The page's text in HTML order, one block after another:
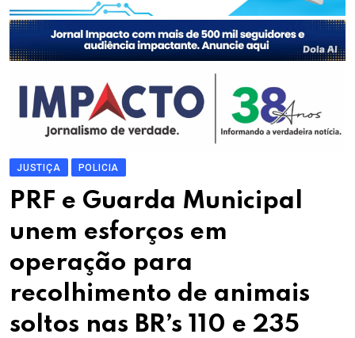
JUSTIÇA POLICIA
PRF e Guarda Municipal
unem esforços em
operação para
recolhimento de animais
soltos nas BR’s 110 e 235